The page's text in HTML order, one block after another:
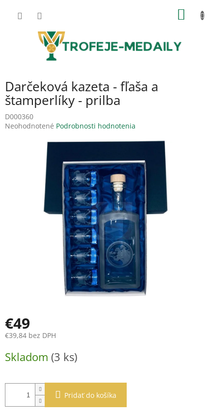
Darčeková kazeta - fľaša a
štamperlíky - prilba
D000360
Priemerné
Neohodnotené Podrobnosti hodnotenia
€49
€39,84 bez DPH
cena:
Skladom (3 ks)
Pridať do košíka